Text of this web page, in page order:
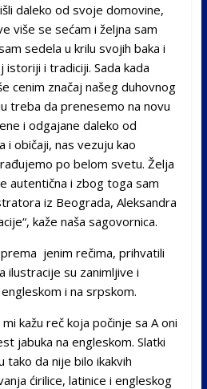
daleko od svoje domovine,
više se sećam i željna sam
sedela u krilu svojih baka i
istoriji i tradiciji. Sada kada
cenim značaj našeg duhovnog
treba da prenesemo na novu
i odgajane daleko od
i običaji, nas vezuju kao
po belom svetu. Želja
autentična i zbog toga sam
iz Beograda, Aleksandra
kaže naša sagovornica.
jenim rečima, prihvatili
ilustracije su zanimljive i
i na srpskom.
kažu reč koja počinje sa A oni
jabuka na engleskom. Slatki
tako da nije bilo ikakvih
ćirilice, latinice i engleskog